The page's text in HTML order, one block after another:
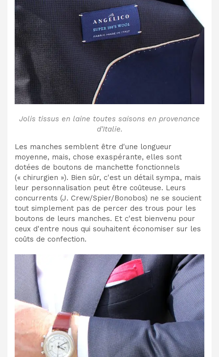
Jolis tissus en laine toutes saisons en provenance
d'Italie.
Les manches semblent être d'une longueur
moyenne, mais, chose exaspérante, elles sont
dotées de boutons de manchette fonctionnels
(« chirurgien »). Bien sûr, c'est un détail sympa, mais
leur personnalisation peut être coûteuse. Leurs
concurrents (J. Crew/Spier/Bonobos) ne se soucient
tout simplement pas de percer des trous pour les
boutons de leurs manches. Et c'est bienvenu pour
ceux d'entre nous qui souhaitent économiser sur les
coûts de confection.